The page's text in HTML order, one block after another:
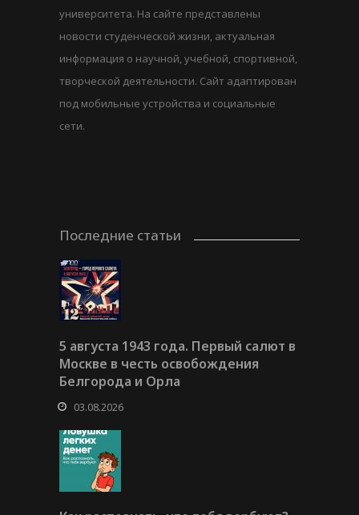
университета. На сайте представлены
новости студенческой жизни, актуальная
информация о научной, учебной, спортивной,
творческой деятельности. Сайт адаптирован
под мобильные устройства и социальные
сети.
Последние статьи
5 августа 1943 года. Первый салют в
Москве в честь освобождения
Белгорода и Орла
03.08.2026